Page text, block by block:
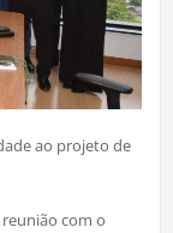
ao projeto de
reunião com o